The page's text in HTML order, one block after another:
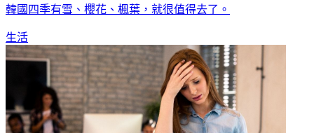
韓國四季有雪、櫻花、楓葉，就很值得去了。
生活